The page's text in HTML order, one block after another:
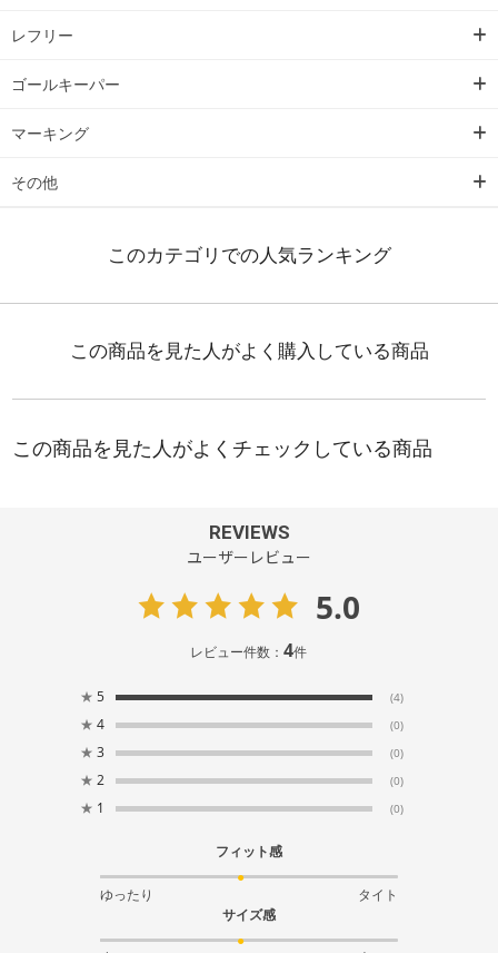
レフリー
ゴールキーパー
マーキング
その他
REVIEWS
ユーザーレビュー
5.0
レビュー件数：4件
★ 5 (4)
★ 4 (0)
★ 3 (0)
★ 2 (0)
★ 1 (0)
フィット感
ゆったり
タイト
サイズ感